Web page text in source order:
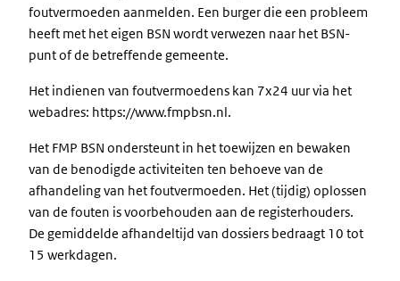
foutvermoeden aanmelden. Een burger die een probleem
heeft met het eigen BSN wordt verwezen naar het BSN-
punt of de betreffende gemeente.
Het indienen van foutvermoedens kan 7x24 uur via het
webadres: https://www.fmpbsn.nl.
Het FMP BSN ondersteunt in het toewijzen en bewaken
van de benodigde activiteiten ten behoeve van de
afhandeling van het foutvermoeden. Het (tijdig) oplossen
van de fouten is voorbehouden aan de registerhouders.
De gemiddelde afhandeltijd van dossiers bedraagt 10 tot
15 werkdagen.